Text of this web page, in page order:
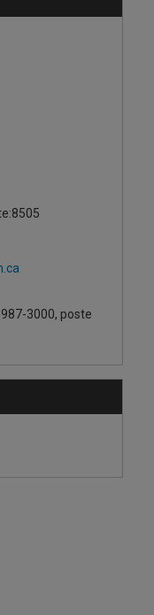
3000, poste